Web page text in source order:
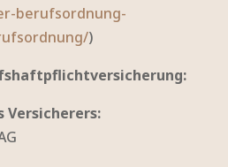
berufsordnung-
)
Versicherers: